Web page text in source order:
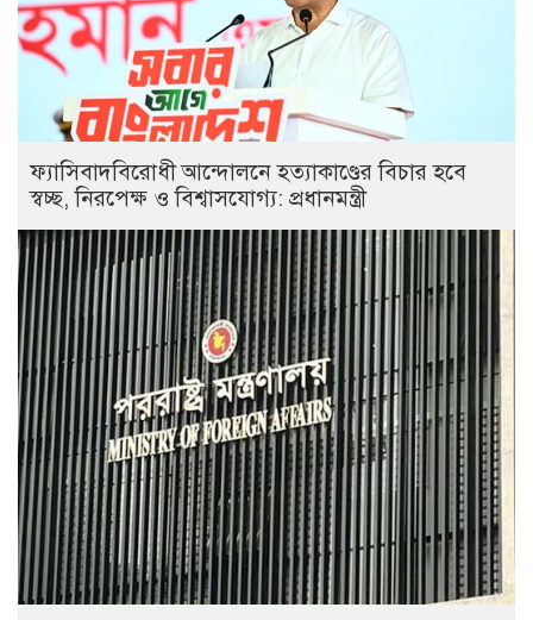
ফ্যাসিবাদবিরোধী আন্দোলনে হত্যাকাণ্ডের বিচার হবে
স্বচ্ছ, নিরপেক্ষ ও বিশ্বাসযোগ্য: প্রধানমন্ত্রী